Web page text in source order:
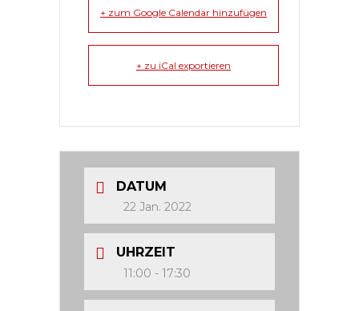
+ zum Google Calendar hinzufügen
+ zu iCal exportieren
DATUM
22 Jan. 2022
UHRZEIT
11:00 - 17:30